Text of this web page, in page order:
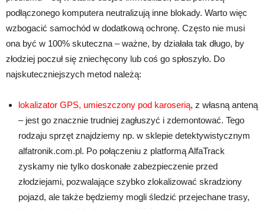
podłączonego komputera neutralizują inne blokady. Warto więc
wzbogacić samochód w dodatkową ochronę. Często nie musi
ona być w 100% skuteczna – ważne, by działała tak długo, by
złodziej poczuł się zniechęcony lub coś go spłoszyło. Do
najskuteczniejszych metod należą:
lokalizator GPS, umieszczony pod karoserią, z własną anteną
– jest go znacznie trudniej zagłuszyć i zdemontować. Tego
rodzaju sprzęt znajdziemy np. w sklepie detektywistycznym
alfatronik.com.pl. Po połączeniu z platformą AlfaTrack
zyskamy nie tylko doskonałe zabezpieczenie przed
złodziejami, pozwalające szybko zlokalizować skradziony
pojazd, ale także będziemy mogli śledzić przejechane trasy,